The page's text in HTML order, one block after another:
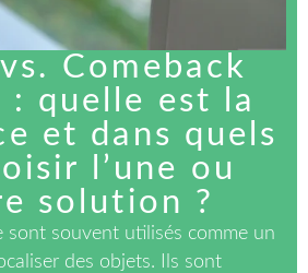
Comeback
: quelle est la
et dans quels
l’une ou
solution ?
sont souvent utilisés comme un
des objets. Ils sont